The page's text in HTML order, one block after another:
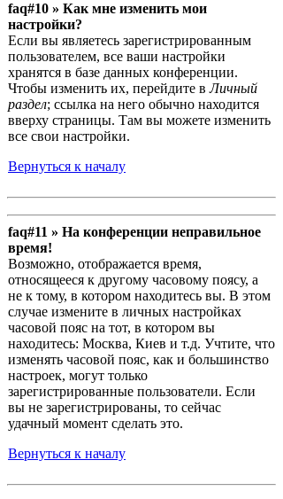
faq#10 » Как мне изменить мои
настройки?
Если вы являетесь зарегистрированным
пользователем, все ваши настройки
хранятся в базе данных конференции.
Чтобы изменить их, перейдите вЛичный
раздел; ссылка на него обычно находится
вверху страницы. Там вы можете изменить
все свои настройки.
Вернуться к началу
faq#11 » На конференции неправильное
время!
Возможно, отображается время,
относящееся к другому часовому поясу, а
не к тому, в котором находитесь вы. В этом
случае измените в личных настройках
часовой пояс на тот, в котором вы
находитесь: Москва, Киев и т.д. Учтите, что
изменять часовой пояс, как и большинство
настроек, могут только
зарегистрированные пользователи. Если
вы не зарегистрированы, то сейчас
удачный момент сделать это.
Вернуться к началу